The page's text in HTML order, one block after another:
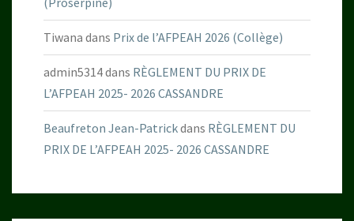
Tiwana dans Prix de l’AFPEAH 2026 (Collège)
admin5314dans RÈGLEMENT DU PRIX DE
L’AFPEAH 2025- 2026 CASSANDRE
Beaufreton Jean-Patrickdans RÈGLEMENT DU
PRIX DE L’AFPEAH 2025- 2026 CASSANDRE